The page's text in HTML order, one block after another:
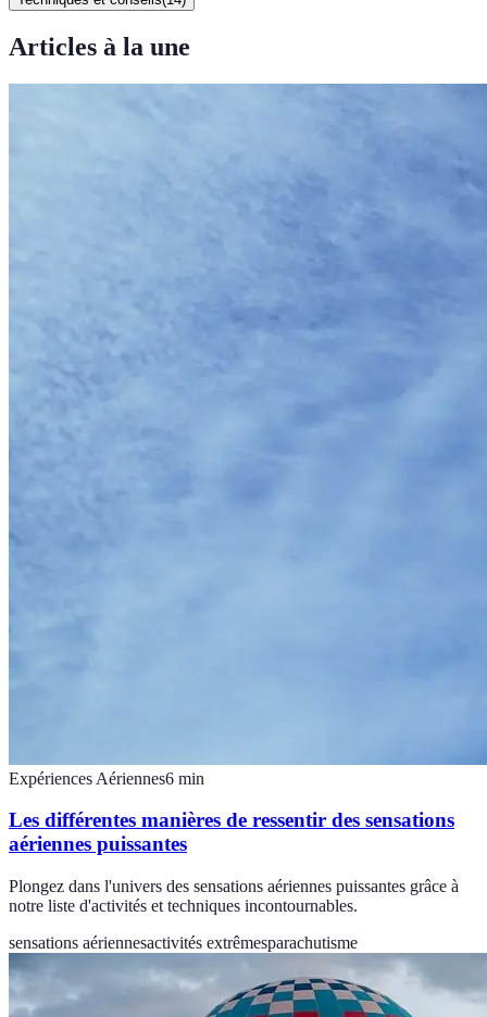
Articles à la une
Expériences Aériennes6 min
Les différentes manières de ressentir des sensations
aériennes puissantes
Plongez dans l'univers des sensations aériennes puissantes grâce à
notre liste d'activités et techniques incontournables.
sensations aériennesactivités extrêmesparachutisme